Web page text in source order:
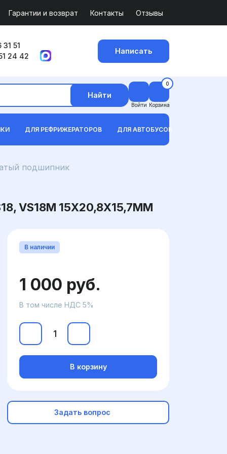
Гарантии и возврат Контакты Отзывы
51
24 42
Написать
Найти
Войти
0
Корзина
ДЛЯ РЕФРИЖЕРАТОРОВ ДЛЯ АВТОБУСОВ
подшипник
VS18M 15X20,8X15,7ММ
В наличии
1 000 руб.
В том числе НДС 5%
В корзину
Задать вопрос